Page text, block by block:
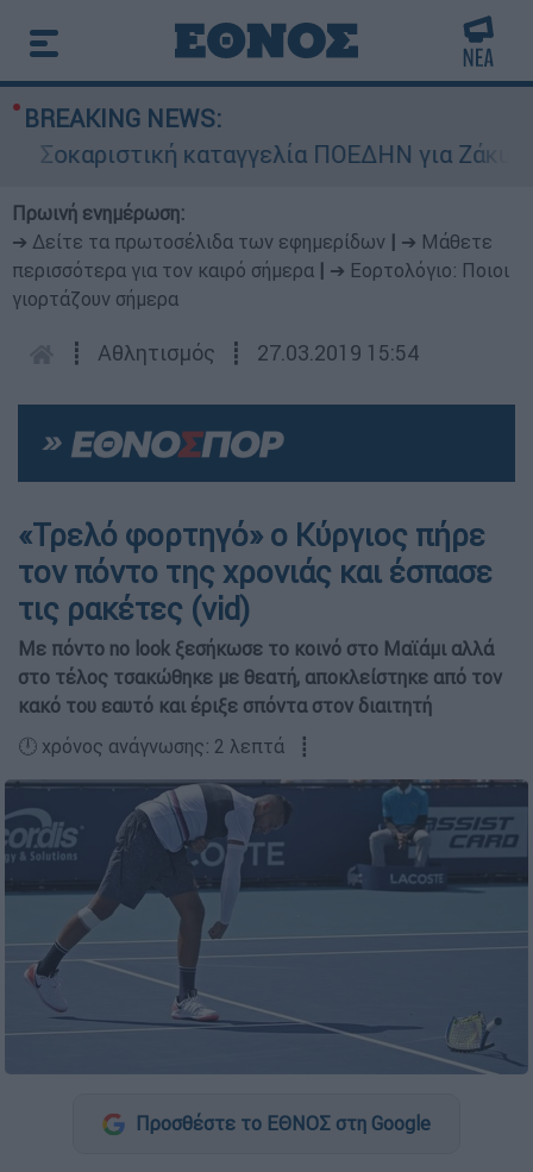
BREAKING NEWS:
Σοκαριστική καταγγελία ΠΟΕΔΗΝ για
Πρωινή ενημέρωση:
➔ Δείτε τα πρωτοσέλιδα των εφημερίδων
➔ Μάθετε
περισσότερα για τον καιρό σήμερα
➔ Εορτολόγιο: Ποιοι
γιορτάζουν σήμερα
┋ Αθλητισμός ┋ 27.03.2019 15:54
«Τρελό φορτηγό» ο Κύργιος πήρε
τον πόντο της χρονιάς και έσπασε
τις ρακέτες (vid)
Με πόντο no look ξεσήκωσε το κοινό στο Μαϊάμι αλλά
στο τέλος τσακώθηκε με θεατή, αποκλείστηκε από τον
κακό του εαυτό και έριξε σπόντα στον διαιτητή
🕛 χρόνος ανάγνωσης: 2 λεπτά ┋
Προσθέστε το ΕΘΝΟΣ στη Google